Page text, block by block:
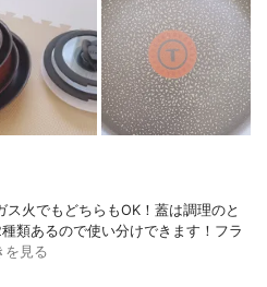
火でもどちらもOK！蓋は調理のと
類あるので使い分けできます！フラ
を見る